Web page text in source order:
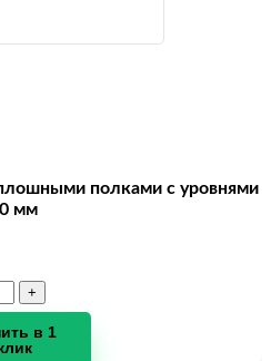
полками с уровнями
мм
в 1